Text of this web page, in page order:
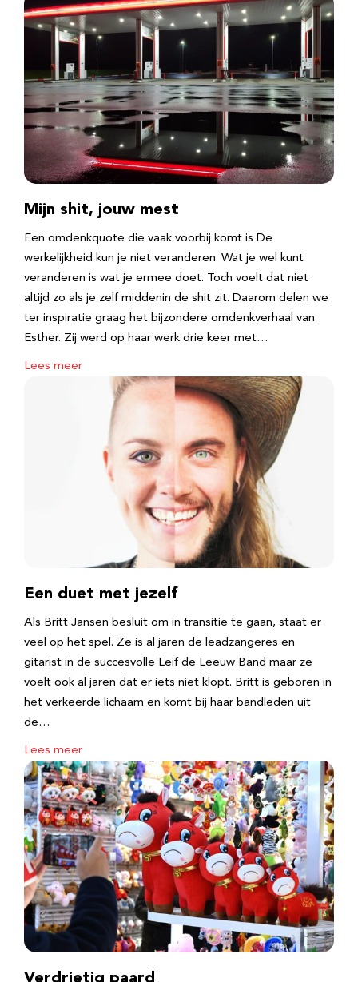
Mijn shit, jouw mest
Een omdenkquote die vaak voorbij komt is De
werkelijkheid kun je niet veranderen. Wat je wel kunt
veranderen is wat je ermee doet. Toch voelt dat niet
altijd zo als je zelf middenin de shit zit. Daarom delen we
ter inspiratie graag het bijzondere omdenkverhaal van
Esther. Zij werd op haar werk drie keer met…
Lees meer
Een duet met jezelf
Als Britt Jansen besluit om in transitie te gaan, staat er
veel op het spel. Ze is al jaren de leadzangeres en
gitarist in de succesvolle Leif de Leeuw Band maar ze
voelt ook al jaren dat er iets niet klopt. Britt is geboren in
het verkeerde lichaam en komt bij haar bandleden uit
de…
Lees meer
Verdrietig paard